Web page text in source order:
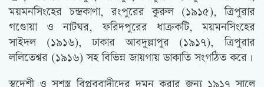
ময়মনসিংহের চন্দ্রকাণা, রংপুরের কুরুল (১৯১৫), ত্রিপুরার
গণ্ডোয়া ও নাটঘর, ফরিদপুরের ধাত্রুকটি, ময়মনসিংহের
সাইদল (১৯১৬), ঢাকার আবদুল্লাপুর (১৯১৭), ত্রিপুরার
ললিতেশ্বর (১৯১৬) সহ বিভিন্ন জায়গায় ডাকাতি সংগঠিত করে।